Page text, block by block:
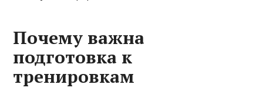
Почему важна
подготовка к
тренировкам